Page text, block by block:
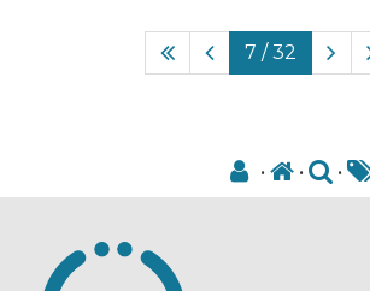
7 / 32
• • •